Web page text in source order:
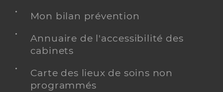
Mon bilan prévention
Annuaire de l'accessibilité des
cabinets
Carte des lieux de soins non
programmés